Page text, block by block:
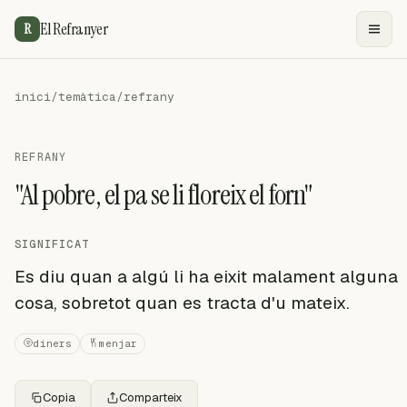
R El Refranyer
inici/temàtica/refrany
REFRANY
"Al pobre, el pa se li floreix el forn"
SIGNIFICAT
Es diu quan a algú li ha eixit malament alguna
cosa, sobretot quan es tracta d'u mateix.
diners menjar
Copia Comparteix